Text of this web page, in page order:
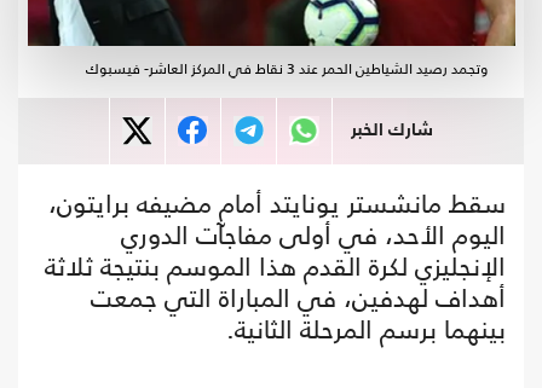
وتجمد رصيد الشياطين الحمر عند 3 نقاط في المركز العاشر- فيسبوك
شارك الخبر
سقط مانشستر يونايتد أمام مضيفه برايتون،
اليوم الأحد، في أولى مفاجآت الدوري
الإنجليزي لكرة القدم هذا الموسم بنتيجة ثلاثة
أهداف لهدفين، في المباراة التي جمعت
بينهما برسم المرحلة الثانية.